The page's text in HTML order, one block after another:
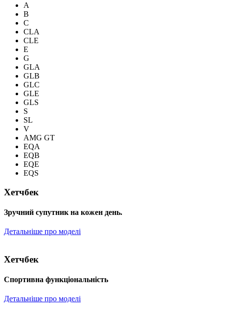
A
B
C
CLA
CLE
E
G
GLA
GLB
GLC
GLE
GLS
S
SL
V
AMG GT
EQA
EQB
EQE
EQS
Хетчбек
Зручний супутник на кожен день.
Детальніше про моделі
Хетчбек
Спортивна функціональність
Детальніше про моделі